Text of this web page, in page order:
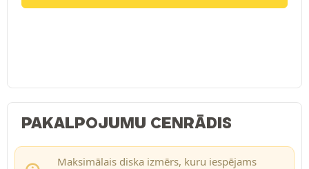
PAKALPOJUMU CENRĀDIS
Maksimālais diska izmērs, kuru iespējams